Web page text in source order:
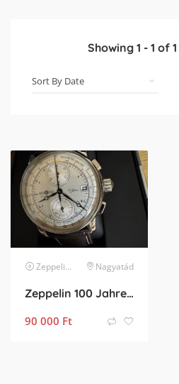
Showing 1 - 1 of 1
Zeppelin karóraNagyatád
Zeppelin 100 Jahre Új!
90 000 Ft